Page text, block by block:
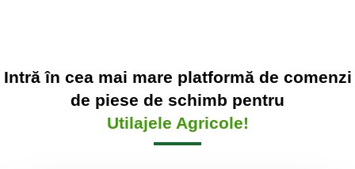
Intră în cea mai mare platformă de comenzi
de piese de schimb pentru
Utilajele Agricole!